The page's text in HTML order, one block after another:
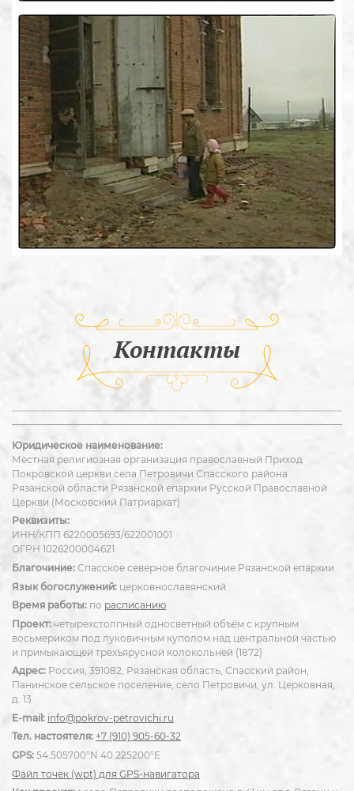
Контакты
Юридическое наименование:
Местная религиозная организация православный Приход
Покровской церкви села Петровичи Спасского района
Рязанской области Рязанской епархии Русской Православной
Церкви (Московский Патриархат)
Реквизиты:
ИНН/КПП 6220005693/622001001
ОГРН 1026200004621
Благочиние: Спасское северное благочиние Рязанской епархии
Язык богослужений: церковнославянский
Время работы: по расписанию
Проект: четырехстолпный односветный объём с крупным
восьмериком под луковичным куполом над центральной частью
и примыкающей трехъярусной колокольней (1872)
Адрес: Россия, 391082, Рязанская область, Спасский район,
Панинское сельское поселение, село Петровичи, ул. Церковная,
д. 13
E-mail: info@pokrov-petrovichi.ru
Тел. настоятеля: +7 (910) 905-60-32
GPS: 54.505700°N 40.225200°E
Файл точек (wpt) для GPS-навигатора